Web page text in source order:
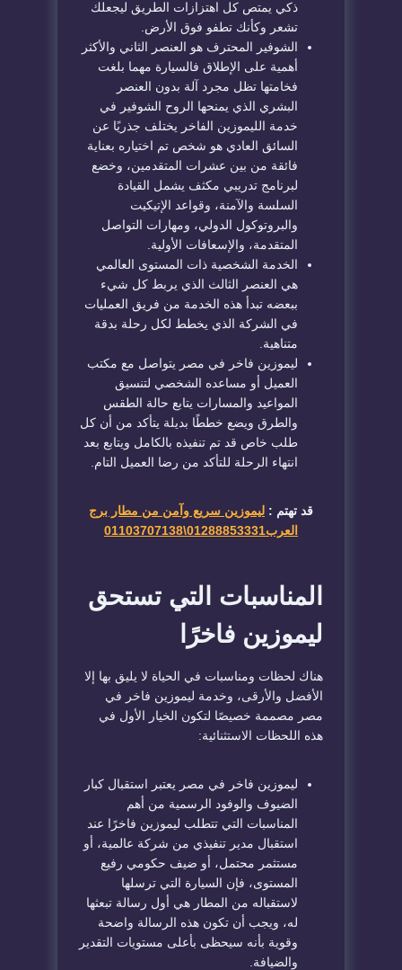
ذكي يمتص كل اهتزازات الطريق ليجعلك
تشعر وكأنك تطفو فوق الأرض.
الشوفير المحترف هو العنصر الثاني والأكثر
أهمية على الإطلاق فالسيارة مهما بلغت
فخامتها تظل مجرد آلة بدون العنصر
البشري الذي يمنحها الروح الشوفير في
خدمة الليموزين الفاخر يختلف جذريًا عن
السائق العادي هو شخص تم اختياره بعناية
فائقة من بين عشرات المتقدمين، وخضع
لبرنامج تدريبي مكثف يشمل القيادة
السلسة والآمنة، وقواعد الإتيكيت
والبروتوكول الدولي، ومهارات التواصل
المتقدمة، والإسعافات الأولية.
الخدمة الشخصية ذات المستوى العالمي
هي العنصر الثالث الذي يربط كل شيء
ببعضه تبدأ هذه الخدمة من فريق العمليات
في الشركة الذي يخطط لكل رحلة بدقة
متناهية.
ليموزين فاخر في مصر يتواصل مع مكتب
العميل أو مساعده الشخصي لتنسيق
المواعيد والمسارات يتابع حالة الطقس
والطرق ويضع خططًا بديلة يتأكد من أن كل
طلب خاص قد تم تنفيذه بالكامل ويتابع بعد
انتهاء الرحلة للتأكد من رضا العميل التام.
قد تهتم : ليموزين سريع وآمن من مطار برج
العرب01288853331\01103707138
المناسبات التي تستحق
ليموزين فاخرًا
هناك لحظات ومناسبات في الحياة لا يليق بها إلا
الأفضل والأرقى، وخدمة ليموزين فاخر في
مصر مصممة خصيصًا لتكون الخيار الأول في
هذه اللحظات الاستثنائية:
ليموزين فاخر في مصر يعتبر استقبال كبار
الضيوف والوفود الرسمية من أهم
المناسبات التي تتطلب ليموزين فاخرًا عند
استقبال مدير تنفيذي من شركة عالمية، أو
مستثمر محتمل، أو ضيف حكومي رفيع
المستوى، فإن السيارة التي ترسلها
لاستقباله من المطار هي أول رسالة تبعثها
له، ويجب أن تكون هذه الرسالة واضحة
وقوية بأنه سيحظى بأعلى مستويات التقدير
والضيافة.